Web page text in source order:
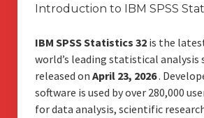
Introduction to IBM SPSS
IBM SPSS Statistics 32is the
world’s leading statistical analysis
released on April 23, 2026.
software is used by over 280,000
for data analysis, scientific